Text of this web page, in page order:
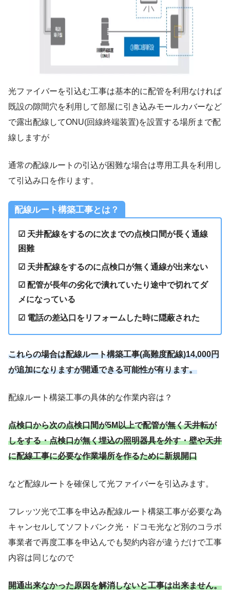
光ファイバーを引込む工事は基本的に配管を利用なければ
既設の隙間穴を利用して部屋に引き込みモールカバーなど
で露出配線してONU(回線終端装置)を設置する場所まで配
線しますが
通常の配線ルートの引込が困難な場合は専用工具を利用し
て引込み口を作ります。
配線ルート構築工事とは？
☑ 天井配線をするのに次までの点検口間が長く通線
困難
☑ 天井配線をするのに点検口が無く通線が出来ない
☑ 配管が長年の劣化で潰れていたり途中で切れてダ
メになっている
☑ 電話の差込口をリフォームした時に隠蔽された
これらの場合は配線ルート構築工事(高難度配線)14,000円
が追加になりますが開通できる可能性が有ります。
配線ルート構築工事の具体的な作業内容は？
点検口から次の点検口間が5M以上で配管が無く天井転が
しをする・点検口が無く埋込の照明器具を外す・壁や天井
に配線工事に必要な作業場所を作るために新規開口
など配線ルートを確保して光ファイバーを引込みます。
フレッツ光で工事を申込み配線ルート構築工事が必要な為
キャンセルしてソフトバンク光・ドコモ光など別のコラボ
事業者で再度工事を申込んでも契約内容が違うだけで工事
内容は同じなので
開通出来なかった原因を解消しないと工事は出来ません。